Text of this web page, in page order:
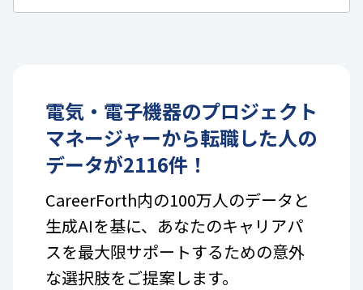
電気・電子機器のプロジェクト
マネージャーから転職した人の
データが2116件！
CareerForth内の100万人のデータと
生成AIを基に、あなたのキャリアパ
スを最大限サポートするための意外
な選択肢をご提案します。